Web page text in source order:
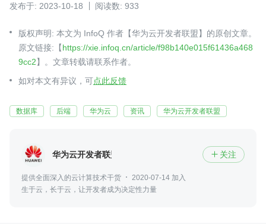
发布于: 2023-10-18 阅读数: 933
版权声明: 本文为 InfoQ 作者【华为云开发者联盟】的原创文章。
原文链接:【https://xie.infoq.cn/article/f98b140e015f61436a468
9cc2】。文章转载请联系作者。
如对本文有异议，可点此反馈
数据库 后端 华为云 资讯 华为云开发者联盟
华为云开发者联盟  关注
提供全面深入的云计算技术干货
2020-07-14 加入
生于云，长于云，让开发者成为决定性力量